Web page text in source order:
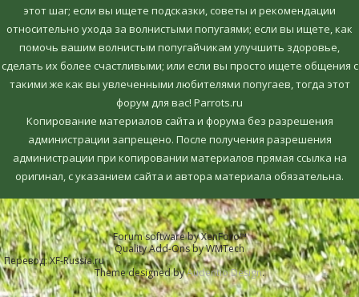
этот шаг; если вы ищете подсказки, советы и рекомендации
относительно ухода за волнистыми попугаями; если вы ищете, как
помочь вашим волнистым попугайчикам улучшить здоровье,
сделать их более счастливыми; или если вы просто ищете общения с
такими же как вы увлеченными любителями попугаев, тогда этот
форум для вас! Parrots.ru
Копирование материалов сайта и форума без разрешения
администрации запрещено. После получения разрешения
администрации при копировании материалов прямая ссылка на
оригинал, c указанием сайта и автора материала обязательна.
Forum software by XenForo™
Quality Add-Ons by WMTech
Перевод:XF-Russia.ru
Theme designed byAudentio Design.